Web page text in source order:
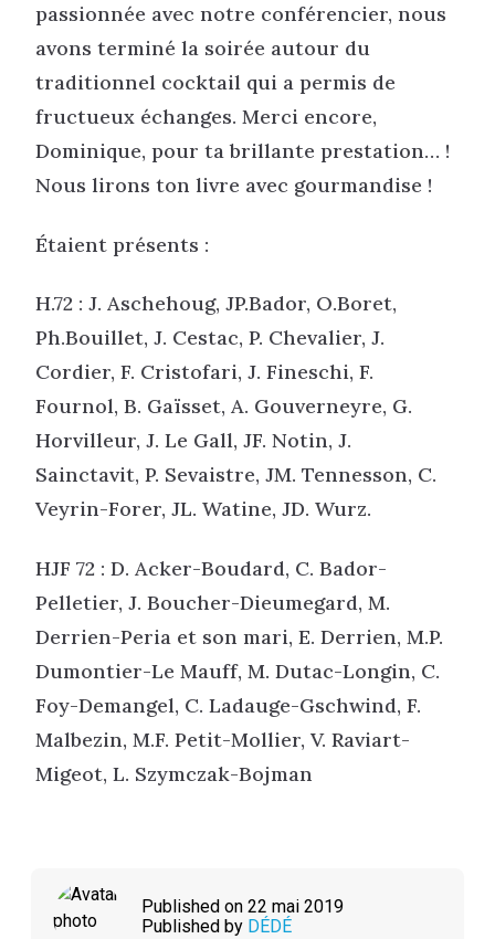
passionnée avec notre conférencier, nous
avons terminé la soirée autour du
traditionnel cocktail qui a permis de
fructueux échanges. Merci encore,
Dominique, pour ta brillante prestation… !
Nous lirons ton livre avec gourmandise !
Étaient présents :
H.72 : J. Aschehoug, JP.Bador, O.Boret,
Ph.Bouillet, J. Cestac, P. Chevalier, J.
Cordier, F. Cristofari, J. Fineschi, F.
Fournol, B. Gaïsset, A. Gouverneyre, G.
Horvilleur, J. Le Gall, JF. Notin, J.
Sainctavit, P. Sevaistre, JM. Tennesson, C.
Veyrin-Forer, JL. Watine, JD. Wurz.
HJF 72 : D. Acker-Boudard, C. Bador-
Pelletier, J. Boucher-Dieumegard, M.
Derrien-Peria et son mari, E. Derrien, M.P.
Dumontier-Le Mauff, M. Dutac-Longin, C.
Foy-Demangel, C. Ladauge-Gschwind, F.
Malbezin, M.F. Petit-Mollier, V. Raviart-
Migeot, L. Szymczak-Bojman
Published on 22 mai 2019
Published by DÉDÉ